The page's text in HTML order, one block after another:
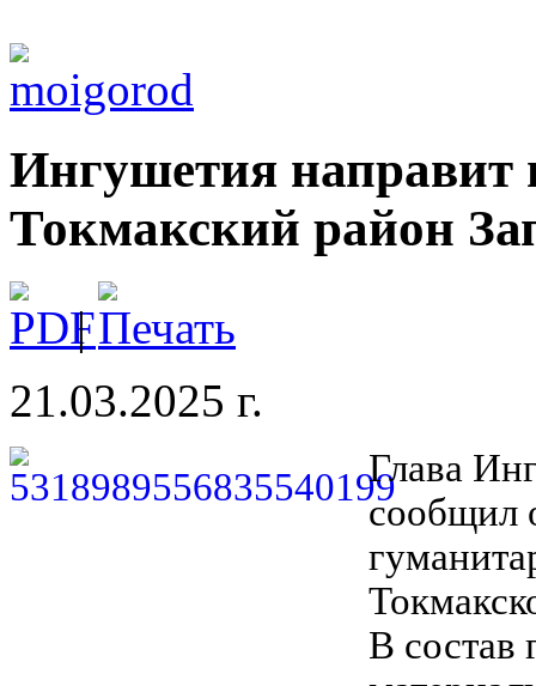
Ингушетия направит
Токмакский район
|
21.03.2025 г.
Глава
сообщил
В состав